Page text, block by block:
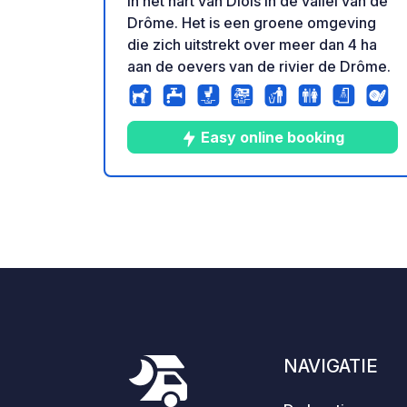
Drôme. Het is een groene omgeving
die zich uitstrekt over meer dan 4 ha
aan de oevers van de rivier de Drôme.
Easy online booking
NAVIGATIE